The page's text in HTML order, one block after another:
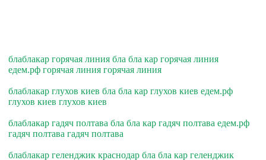
блаблакар горячая линия бла бла кар горячая линия
едем.рф горячая линия горячая линия
блаблакар глухов киев бла бла кар глухов киев едем.рф
глухов киев глухов киев
блаблакар гадяч полтава бла бла кар гадяч полтава едем.рф
гадяч полтава гадяч полтава
блаблакар геленджик краснодар бла бла кар геленджик